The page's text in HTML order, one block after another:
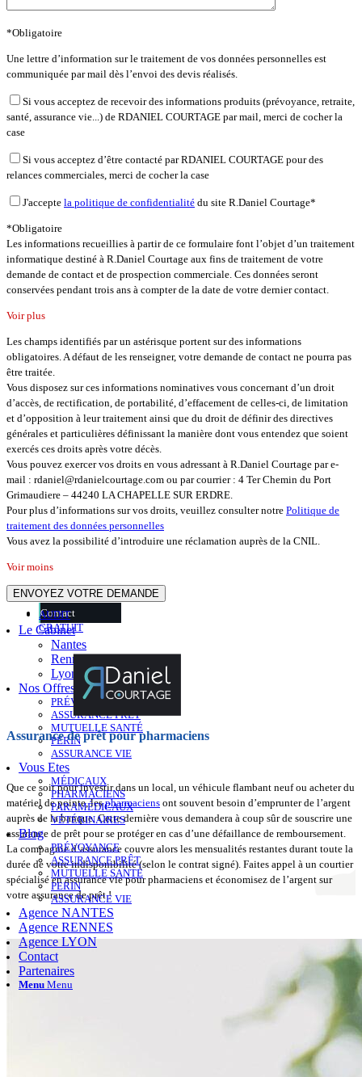
*Obligatoire
Une lettre d’information sur le traitement de vos données personnelles est
communiquée par mail dès l’envoi des devis réalisés.
Si vous acceptez de recevoir des informations produits (prévoyance, retraite,
santé, assurance vie...) de RDANIEL COURTAGE par mail, merci de cocher la
case
Si vous acceptez d’être contacté par RDANIEL COURTAGE pour des
relances commerciales, merci de cocher la case
J'accepte la politique de confidentialité du site R.Daniel Courtage*
*Obligatoire
Les informations recueillies à partir de ce formulaire font l’objet d’un traitement
informatique destiné à R.Daniel Courtage aux fins de traitement de votre
demande de contact et de prospection commerciale. Ces données seront
conservées pendant trois ans à compter de la date de votre dernier contact.
Voir plus
Les champs identifiés par un astérisque portent sur des informations
obligatoires. A défaut de les renseigner, votre demande de contact ne pourra pas
être traitée.
Vous disposez sur ces informations nominatives vous concernant d’un droit
d’accès, de rectification, de portabilité, d’effacement de celles-ci, de limitation
et d’opposition à leur traitement ainsi que du droit de définir des directives
générales et particulières définissant la manière dont vous entendez que soient
exercés ces droits après votre décès.
Vous pouvez exercer vos droits en vous adressant à R.Daniel Courtage par e-
mail : rdaniel@rdanielcourtage.com ou par courrier : 4 Ter Chemin du Port
Grimaudiere – 44240 LA CHAPELLE SUR ERDRE.
Pour plus d’informations sur vos droits, veuillez consulter notre Politique de
traitement des données personnelles
Vous avez la possibilité d’introduire une réclamation auprès de la CNIL.
Voir moins
Veuillez laisser ce champ vide.
Contact
AUDIT
GRATUIT
Le Cabinet
Nantes
Rennes
Lyon
Nos Offres
PRÉVOYANCE
ASSURANCE PRÊT
MUTUELLE SANTÉ
PERIN
ASSURANCE VIE
Vous Etes
MÉDICAUX
PHARMACIENS
PARAMÉDICAUX
VÉTÉRINAIRES
Blog
PRÉVOYANCE
ASSURANCE PRÊT
MUTUELLE SANTÉ
PERIN
ASSURANCE VIE
Agence NANTES
Agence RENNES
Agence LYON
Contact
Partenaires
Menu Menu
Assurance de prêt pour pharmaciens
Que ce soit pour investir dans un local, un véhicule flambant neuf ou acheter du
matériel de pointe, lespharmaciens ont souvent besoin d’emprunter de l’argent
auprès de la banque. Cette dernière vous demandera à coup sûr de souscrire une
assurance de prêt pour se protéger en cas d’une défaillance de remboursement.
La compagnie d’assurance couvre alors les mensualités restantes durant toute la
durée de votre indisponibilité (selon le contrat signé). Faites appel à un courtier
spécialisé en assurance vie pour pharmaciens et économisez de l’argent sur
votre assurance de prêt !